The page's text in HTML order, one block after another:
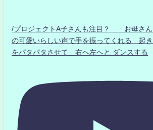
/プロジェクトA子さんも注目？ お母さ
の可愛いらしい声で手を振ってくれる 起
をパタパタさせて 右へ左へと ダンスする